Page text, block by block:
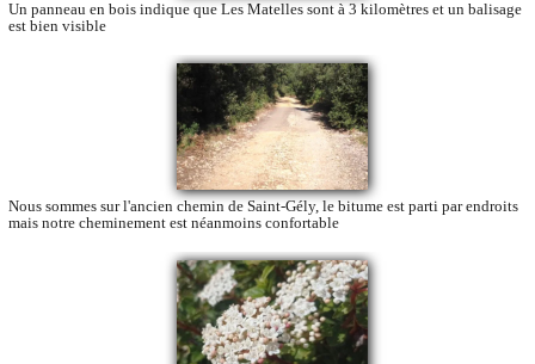
Un panneau en bois indique que Les Matelles sont à 3 kilomètres et un balisage
est bien visible
Nous sommes sur l'ancien chemin de Saint-Gély, le bitume est parti par endroits
mais notre cheminement est néanmoins confortable